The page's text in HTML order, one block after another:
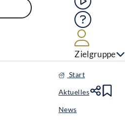
Hilfe
Zielgruppe
Start
Aktuelles
News